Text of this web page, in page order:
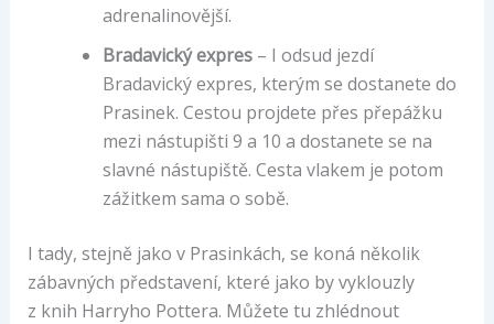
adrenalinovější.
Bradavický expres – I odsud jezdí
Bradavický expres, kterým se dostanete do
Prasinek. Cestou projdete přes přepážku
mezi nástupišti 9 a 10 a dostanete se na
slavné nástupiště. Cesta vlakem je potom
zážitkem sama o sobě.
I tady, stejně jako v Prasinkách, se koná několik
zábavných představení, které jako by vyklouzly
z knih Harryho Pottera. Můžete tu zhlédnout